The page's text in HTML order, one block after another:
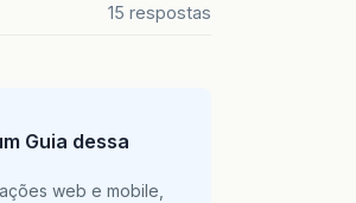
15 respostas
Guia dessa
web e mobile,